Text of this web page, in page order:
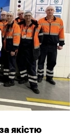
якістю